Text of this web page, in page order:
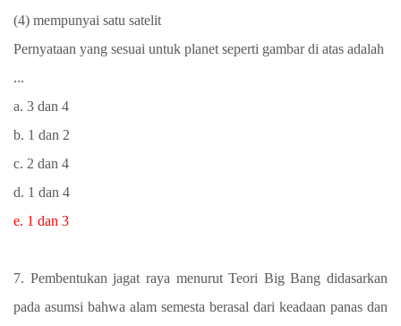
(4) mempunyai satu satelit
Pernyataan yang sesuai untuk planet seperti gambar di atas adalah
...
a. 3 dan 4
b. 1 dan 2
c. 2 dan 4
d. 1 dan 4
e. 1 dan 3
7. Pembentukan jagat raya menurut Teori Big Bang didasarkan
pada asumsi bahwa alam semesta berasal dari keadaan panas dan